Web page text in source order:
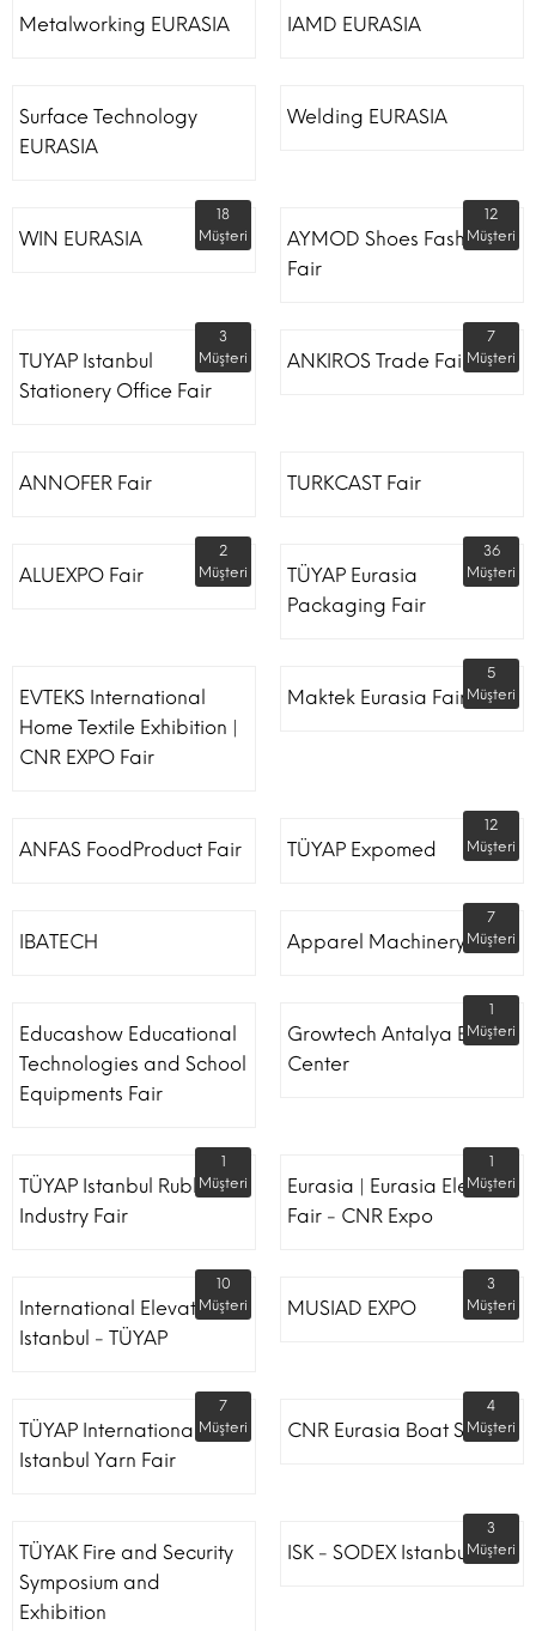
Metalworking EURASIA IAMD EURASIA
Surface Technology
EURASIA
Welding EURASIA
WIN EURASIA
18
Müşteri
AYMOD Shoes Fashion
Fair
12
Müşteri
TUYAP Istanbul
Stationery Office Fair
3
Müşteri
ANKIROS Trade Fairs
7
Müşteri
ANNOFER Fair TURKCAST Fair
ALUEXPO Fair
2
Müşteri
TÜYAP Eurasia
Packaging Fair
36
Müşteri
EVTEKS International
Home Textile Exhibition |
CNR EXPO Fair
Maktek Eurasia Fair
5
Müşteri
ANFAS FoodProduct Fair TÜYAP Expomed
12
Müşteri
IBATECH Apparel Machinery Fair
7
Müşteri
Educashow Educational
Technologies and School
Equipments Fair
Growtech Antalya Expo
Center
1
Müşteri
TÜYAP Istanbul Rubber
Industry Fair
1
Müşteri
Eurasia | Eurasia Elevator
Fair - CNR Expo
1
Müşteri
International Elevator
Istanbul - TÜYAP
10
Müşteri
MUSIAD EXPO
3
Müşteri
TÜYAP International
Istanbul Yarn Fair
7
Müşteri
CNR Eurasia Boat Show
4
Müşteri
TÜYAK Fire and Security
Symposium and
Exhibition
ISK - SODEX Istanbul
3
Müşteri